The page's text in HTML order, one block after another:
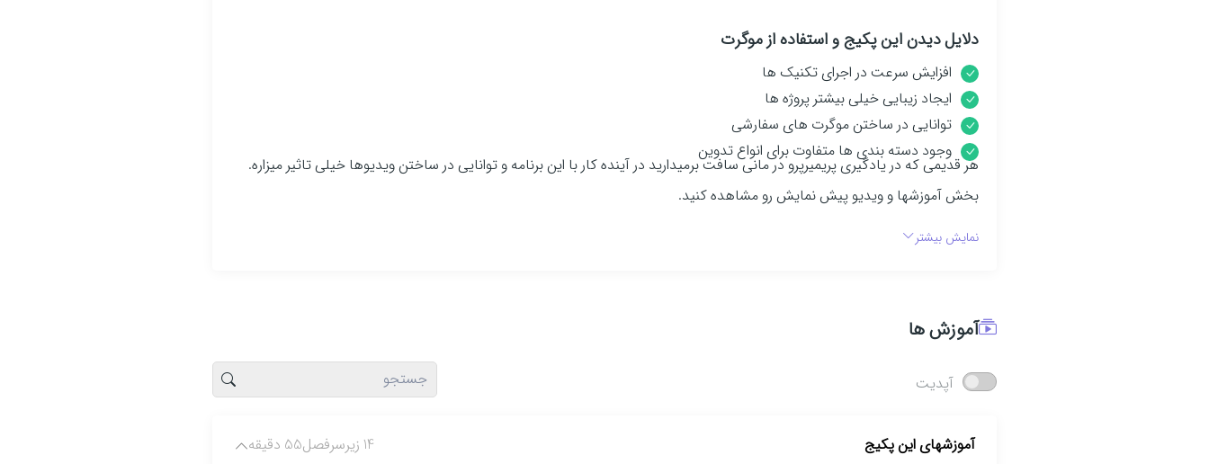
دلایل دیدن این پکیج و استفاده از موگرت
افزایش سرعت در اجرای تکنیک ها
ایجاد زیبایی خیلی بیشتر پروژه ها
توانایی در ساختن موگرت های سفارشی
وجود دسته بندی ها متفاوت برای انواع تدوین
هر قدیمی که در یادگیری پریمیرپرو در مانی سافت برمیدارید در آینده کار با این برنامه و توانایی در ساختن ویدیوها خیلی تاثیر میزاره.
بخش آموزشها و ویدیو پیش نمایش رو مشاهده کنید.
نمایش بیشتر
آموزش ها
آپدیت
آموزشهای این پکیج 14 زیرسرفصل 55 دقیقه